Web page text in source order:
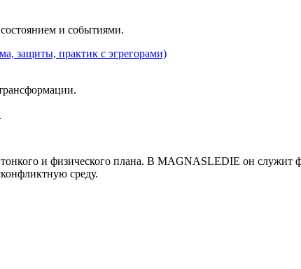
и событиями.
защиты, практик с эгрегорами)
и физического плана. В MAGNASLEDIE он
среду.